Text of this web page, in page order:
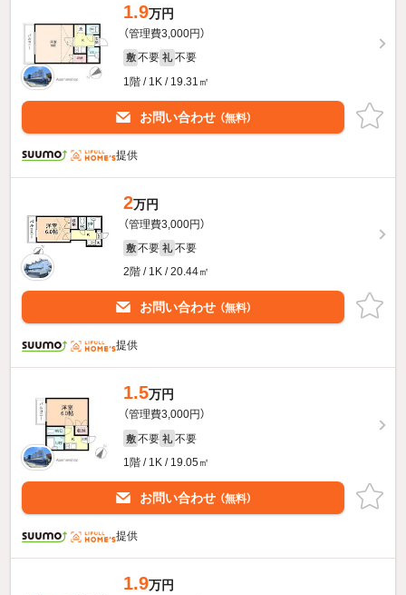
1.9万円
（管理費3,000円）
敷 不要 礼 不要
1階 / 1K / 19.31㎡
お問い合わせ （無料）
提供
2万円
（管理費3,000円）
敷 不要 礼 不要
2階 / 1K / 20.44㎡
お問い合わせ （無料）
提供
1.5万円
（管理費3,000円）
敷 不要 礼 不要
1階 / 1K / 19.05㎡
お問い合わせ （無料）
提供
1.9万円